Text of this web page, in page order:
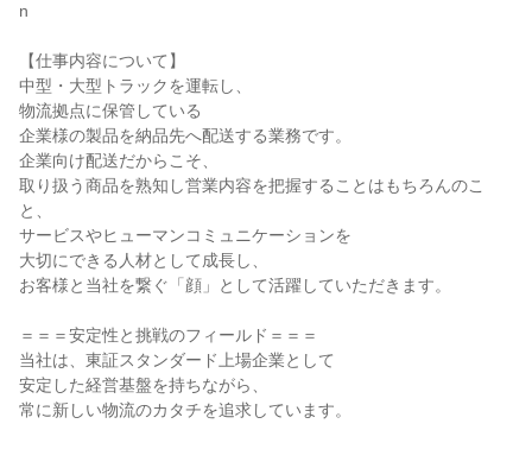
n
【仕事内容について】
中型・大型トラックを運転し、
物流拠点に保管している
企業様の製品を納品先へ配送する業務です。
企業向け配送だからこそ、
取り扱う商品を熟知し営業内容を把握することはもちろんのこ
と、
サービスやヒューマンコミュニケーションを
大切にできる人材として成長し、
お客様と当社を繋ぐ「顔」として活躍していただきます。
＝＝＝安定性と挑戦のフィールド＝＝＝
当社は、東証スタンダード上場企業として
安定した経営基盤を持ちながら、
常に新しい物流のカタチを追求しています。